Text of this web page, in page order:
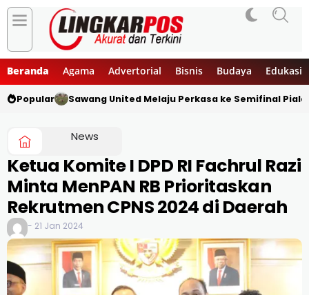
Beranda Agama Advertorial Bisnis Budaya Edukasi
Popular Sawang United Melaju Perkasa ke Semifinal
News
Ketua Komite I DPD RI Fachrul Razi
Minta MenPAN RB Prioritaskan
Rekrutmen CPNS 2024 di Daerah
- 21 Jan 2024